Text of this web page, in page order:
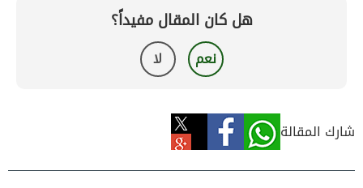
هل كان المقال مفيداً؟
نعم لا
شارك المقالة